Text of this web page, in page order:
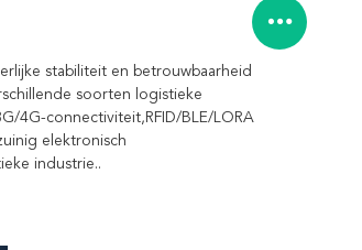
stabiliteit en betrouwbaarheid
soorten logistieke
4G-connectiviteit,RFID/BLE/LORA
elektronisch
industrie..